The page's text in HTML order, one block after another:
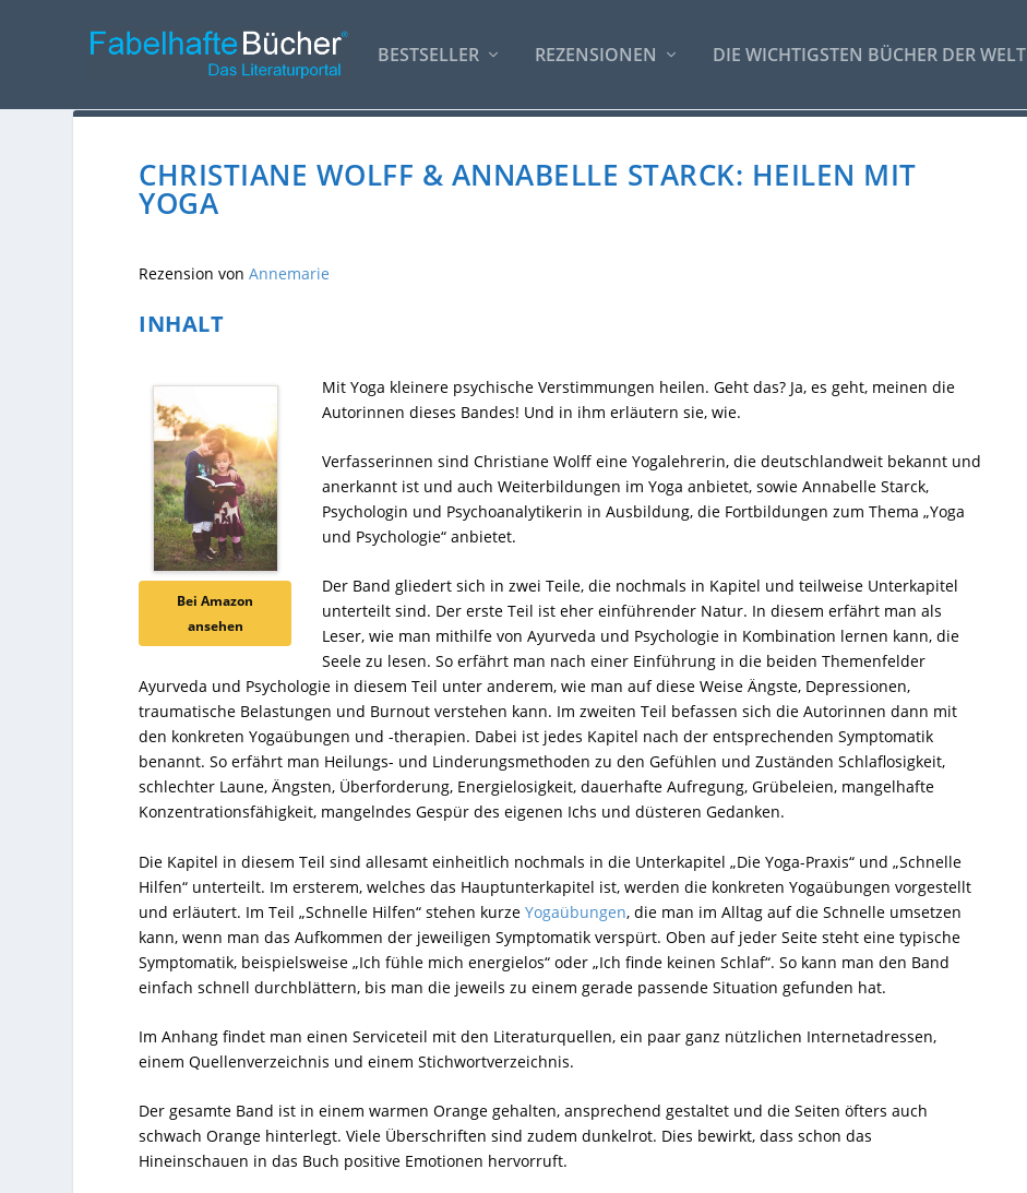
BESTSELLER REZENSIONEN DIE WICHTIGSTEN BÜCHER DER WELT
CHRISTIANE WOLFF & ANNABELLE STARCK: HEILEN MIT
YOGA
Rezension vonAnnemarie
INHALT
Bei Amazon
ansehen
Mit Yoga kleinere psychische Verstimmungen heilen. Geht das? Ja, es geht, meinen die
Autorinnen dieses Bandes! Und in ihm erläutern sie, wie.
Verfasserinnen sind Christiane Wolff eine Yogalehrerin, die deutschlandweit bekannt und
anerkannt ist und auch Weiterbildungen im Yoga anbietet, sowie Annabelle Starck,
Psychologin und Psychoanalytikerin in Ausbildung, die Fortbildungen zum Thema „Yoga
und Psychologie“ anbietet.
Der Band gliedert sich in zwei Teile, die nochmals in Kapitel und teilweise Unterkapitel
unterteilt sind. Der erste Teil ist eher einführender Natur. In diesem erfährt man als
Leser, wie man mithilfe von Ayurveda und Psychologie in Kombination lernen kann, die
Seele zu lesen. So erfährt man nach einer Einführung in die beiden Themenfelder
Ayurveda und Psychologie in diesem Teil unter anderem, wie man auf diese Weise Ängste, Depressionen,
traumatische Belastungen und Burnout verstehen kann. Im zweiten Teil befassen sich die Autorinnen dann mit
den konkreten Yogaübungen und -therapien. Dabei ist jedes Kapitel nach der entsprechenden Symptomatik
benannt. So erfährt man Heilungs- und Linderungsmethoden zu den Gefühlen und Zuständen Schlaflosigkeit,
schlechter Laune, Ängsten, Überforderung, Energielosigkeit, dauerhafte Aufregung, Grübeleien, mangelhafte
Konzentrationsfähigkeit, mangelndes Gespür des eigenen Ichs und düsteren Gedanken.
Die Kapitel in diesem Teil sind allesamt einheitlich nochmals in die Unterkapitel „Die Yoga-Praxis“ und „Schnelle
Hilfen“ unterteilt. Im ersterem, welches das Hauptunterkapitel ist, werden die konkreten Yogaübungen vorgestellt
und erläutert. Im Teil „Schnelle Hilfen“ stehen kurzeYogaübungen, die man im Alltag auf die Schnelle umsetzen
kann, wenn man das Aufkommen der jeweiligen Symptomatik verspürt. Oben auf jeder Seite steht eine typische
Symptomatik, beispielsweise „Ich fühle mich energielos“ oder „Ich finde keinen Schlaf“. So kann man den Band
einfach schnell durchblättern, bis man die jeweils zu einem gerade passende Situation gefunden hat.
Im Anhang findet man einen Serviceteil mit den Literaturquellen, ein paar ganz nützlichen Internetadressen,
einem Quellenverzeichnis und einem Stichwortverzeichnis.
Der gesamte Band ist in einem warmen Orange gehalten, ansprechend gestaltet und die Seiten öfters auch
schwach Orange hinterlegt. Viele Überschriften sind zudem dunkelrot. Dies bewirkt, dass schon das
Hineinschauen in das Buch positive Emotionen hervorruft.